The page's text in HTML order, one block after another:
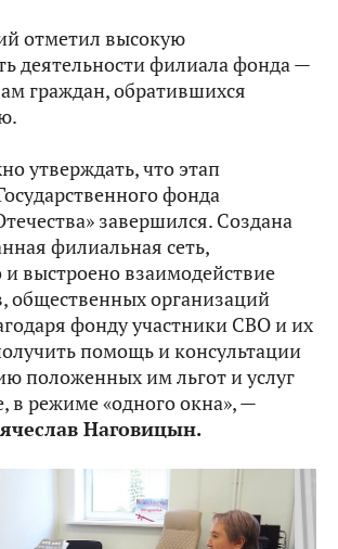
отметил высокую
деятельности филиала фонда —
граждан, обратившихся
утверждать, что этап
фонда
завершился. Создана
филиальная сеть,
и выстроено взаимодействие
общественных организаций
фонду участники СВО и их
помощь и консультации
положенных им льгот и услуг
в режиме «одного окна», —
Наговицын.